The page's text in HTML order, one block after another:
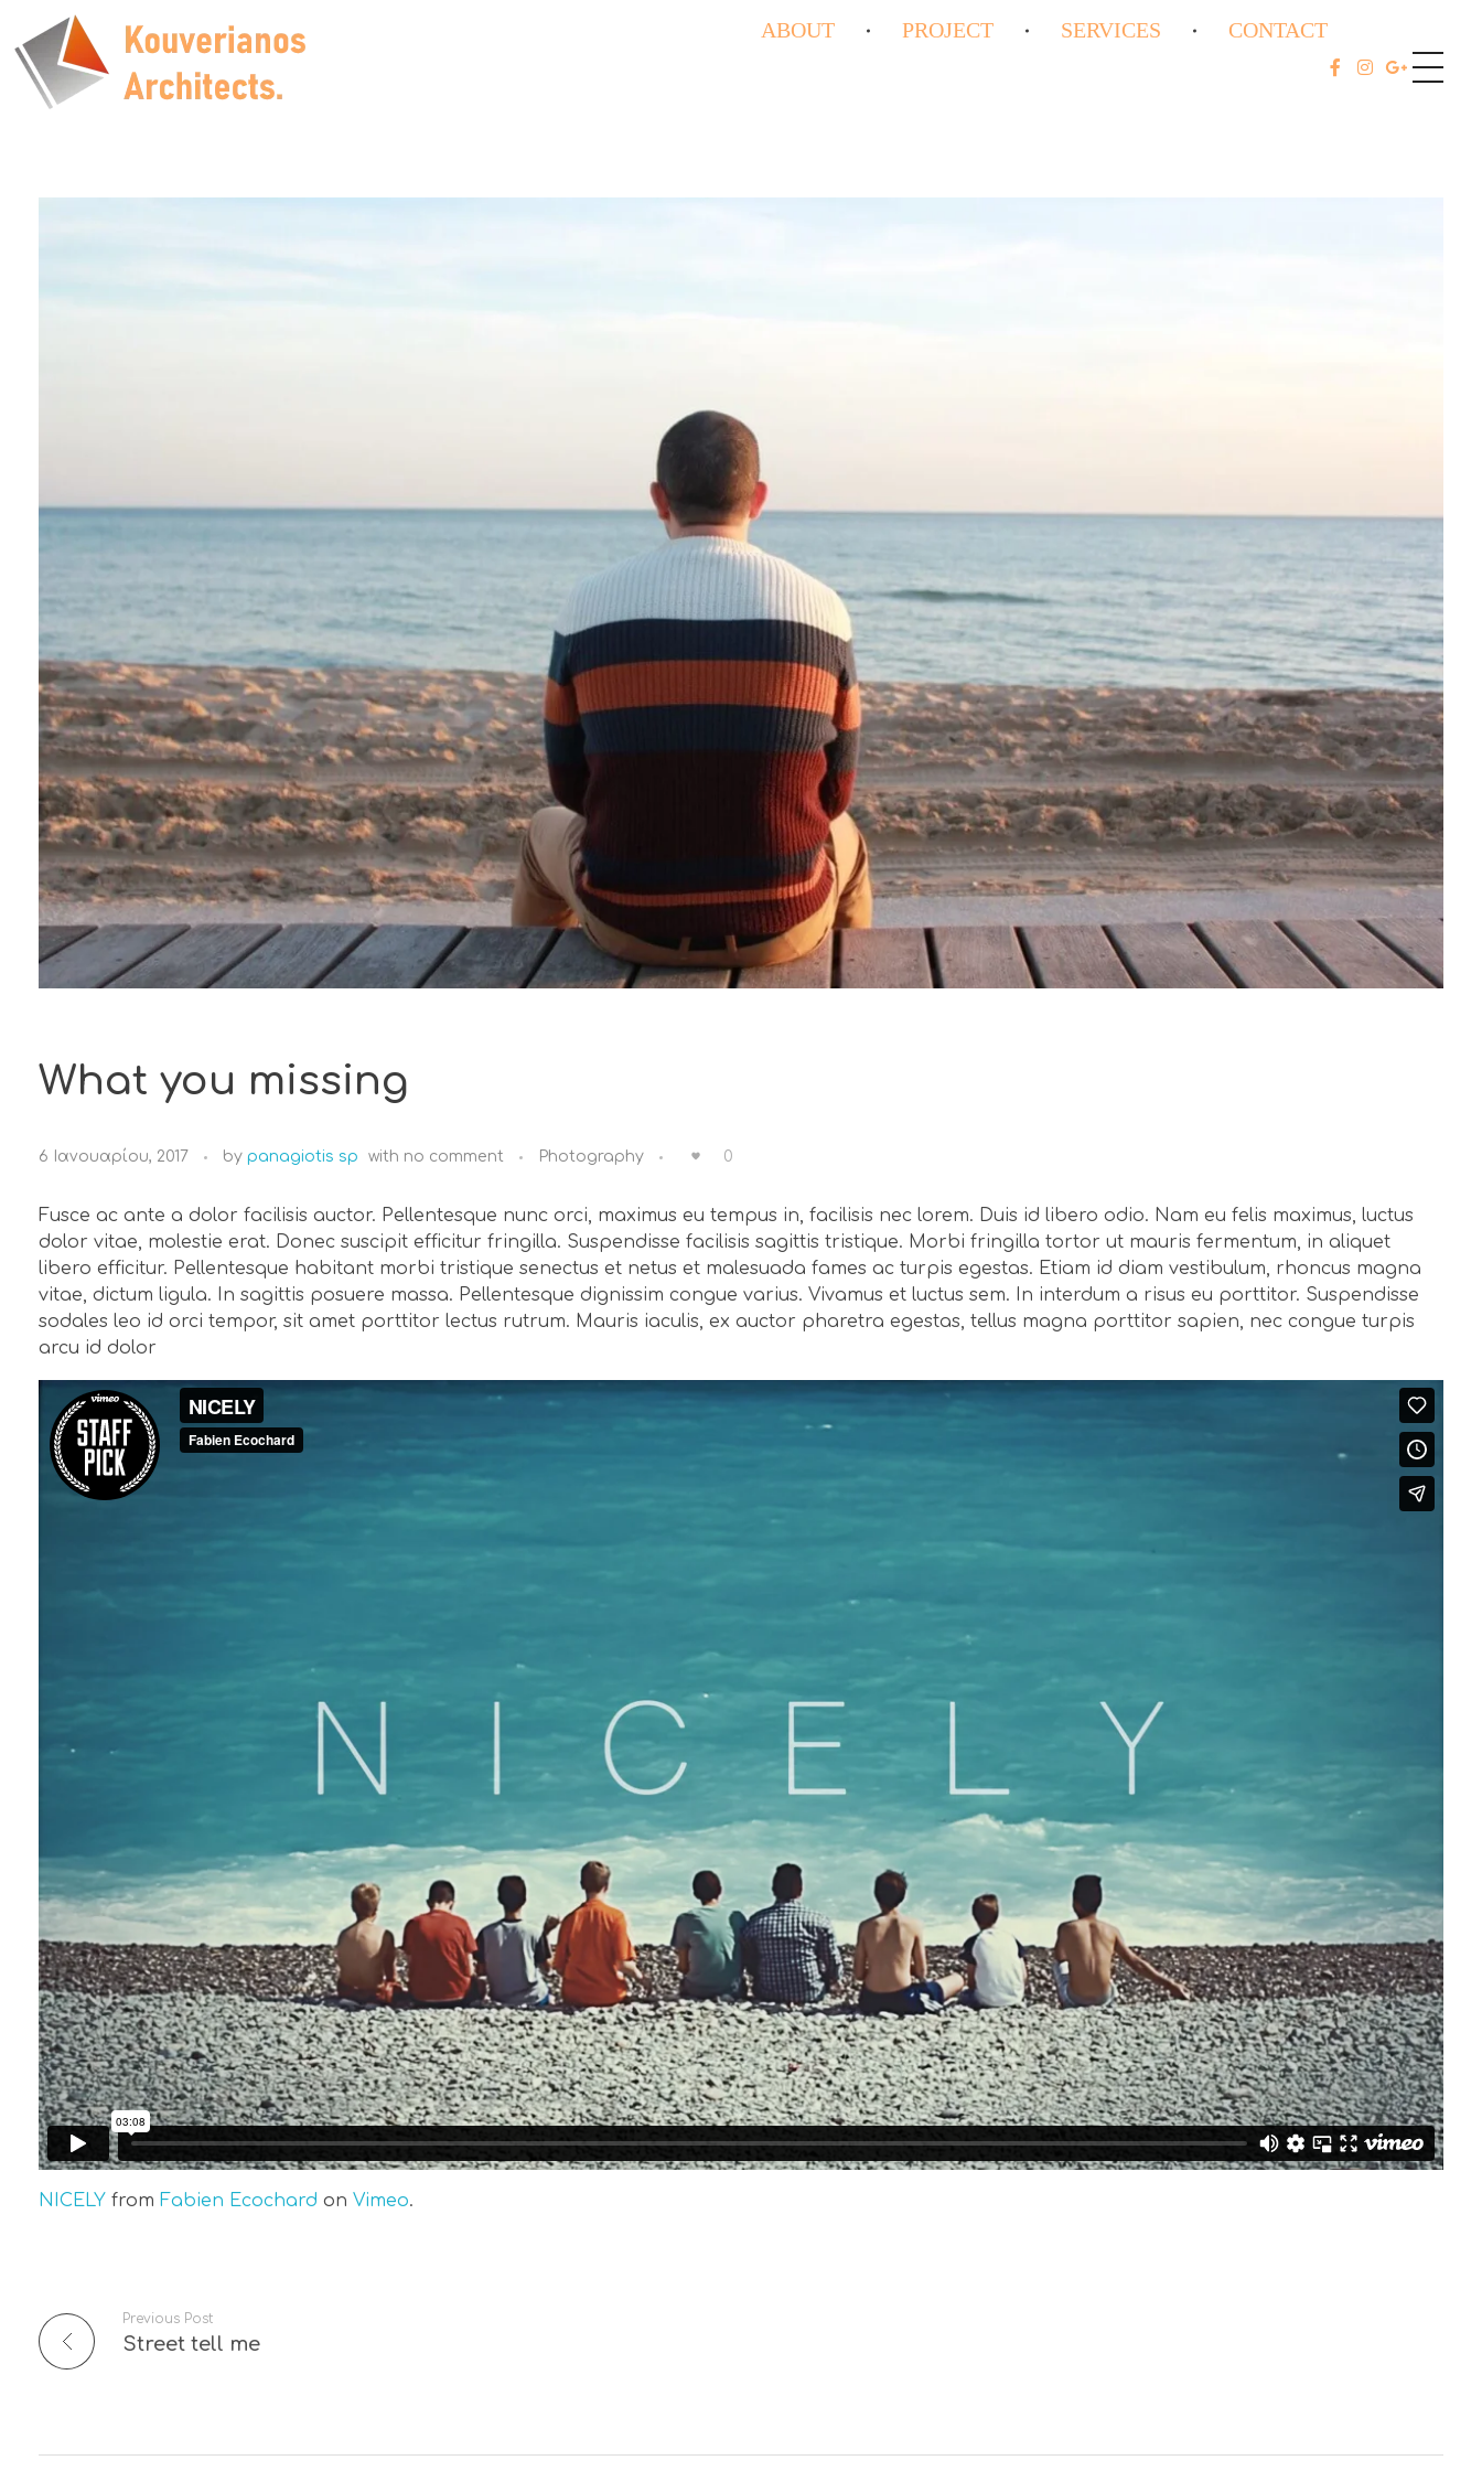
ABOUT PROJECT SERVICES CONTACT
What you missing
6 Ιανουαρίου, 2017 by panagiotis sp with no comment Photography 0
Fusce ac ante a dolor facilisis auctor. Pellentesque nunc orci, maximus eu tempus in, facilisis nec lorem. Duis id libero odio. Nam eu felis maximus, luctus
dolor vitae, molestie erat. Donec suscipit efficitur fringilla. Suspendisse facilisis sagittis tristique. Morbi fringilla tortor ut mauris fermentum, in aliquet
libero efficitur. Pellentesque habitant morbi tristique senectus et netus et malesuada fames ac turpis egestas. Etiam id diam vestibulum, rhoncus magna
vitae, dictum ligula. In sagittis posuere massa. Pellentesque dignissim congue varius. Vivamus et luctus sem. In interdum a risus eu porttitor. Suspendisse
sodales leo id orci tempor, sit amet porttitor lectus rutrum. Mauris iaculis, ex auctor pharetra egestas, tellus magna porttitor sapien, nec congue turpis
arcu id dolor
NICELY from Fabien Ecochard on Vimeo.
Previous Post
Street tell me